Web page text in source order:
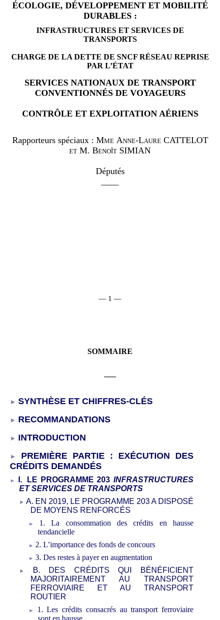
ÉCOLOGIE, DÉVELOPPEMENT ET MOBILITÉ
DURABLES :
INFRASTRUCTURES ET SERVICES DE
TRANSPORTS
CHARGE DE LA DETTE DE SNCF RÉSEAU REPRISE
PAR L’ÉTAT
SERVICES NATIONAUX DE TRANSPORT
CONVENTIONNÉS DE VOYAGEURS
CONTRÔLE ET EXPLOITATION AÉRIENS
Rapporteurs spéciaux : Mme Anne-Laure CATTELOT
et M. Benoît SIMIAN
Députés
— 1 —
SOMMAIRE
SYNTHÈSE ET CHIFFRES-CLÉS
RECOMMANDATIONS
INTRODUCTION
PREMIÈRE PARTIE : EXÉCUTION
DES
CRÉDITS DEMANDÉS
I. LE PROGRAMME 203INFRASTRUCTURES
ET SERVICES DE TRANSPORTS
A. EN 2019, LE PROGRAMME 203 A DISPOSÉ
DE MOYENS RENFORCÉS
1.
La consommation des crédits en hausse
tendancielle
2. L’importance des fonds de concours
3. Des restes à payer en augmentation
B.
DES CRÉDITS QUI BÉNÉFICIENT
MAJORITAIREMENT AU TRANSPORT
FERROVIAIRE ET AU TRANSPORT
ROUTIER
1. Les crédits consacrés au transport ferroviaire
sont en hausse